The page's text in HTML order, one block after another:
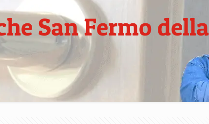
San Fermo della